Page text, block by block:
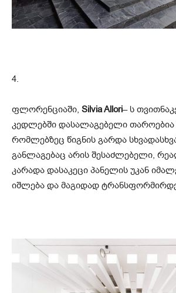
4.
ფლორენციაში, Silvia Allori– ს
კედლებში დასალაგებელი
რომლებზეც წიგნის გარდა
განლაგებაც არის შესაძლებელი,
კარადა დასაკეცი პანელის უკან
იშლება და მაგიდად